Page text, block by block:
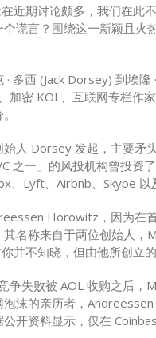
近期讨论颇多，我们在此
谎言？围绕这一新颖且
· 多西 (Jack Dorsey) 到埃
加密 KOL、互联网专栏作
人 Dorsey 发起，主要矛
之一」的风投机构曾投
、Lyft、Airbnb、Skype
Horowitz，因为在
其名称来自于两位创始人
并不知晓，但由他所创
争失败被 AOL 收购之后
沫的亲历者，
开资料显示，仅在